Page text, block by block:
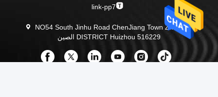
link-pp7
NO54 South Jinhu Road ChenJiang Town Zhongkai
DISTRICT Huizhou 516229 الصين